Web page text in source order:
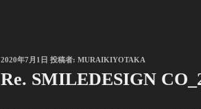
投
日:
2020年7月1日 投稿者: MURAIKIYOTAKA
Re. SMILEDESIGN